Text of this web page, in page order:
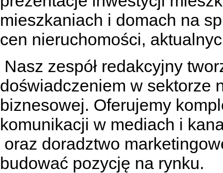
mieszkaniach i domach na
cen nieruchomości,
Nasz zespół redakcyjny
doświadczeniem w sektorze
biznesowej. Oferujemy
komunikacji w mediach i
oraz doradztwo
budować pozycję na rynku.